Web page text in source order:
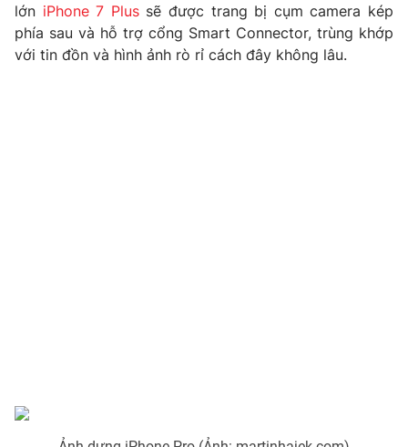
Liên hệ tòa soạn English
Nguyễn Trọng Ninh
lớn iPhone 7 Plussẽ được trang bị cụm camera kép
phía sau và hỗ trợ cổng Smart Connector, trùng khớp
với tin đồn và hình ảnh rò rỉ cách đây không lâu.